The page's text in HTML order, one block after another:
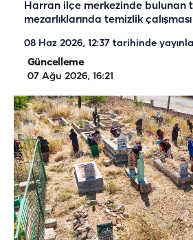
Harran ilçe merkezinde bulunan
mezarlıklarında temizlik çalışması
08 Haz 2026, 12:37 tarihinde
Güncelleme
07 Ağu 2026, 16:21